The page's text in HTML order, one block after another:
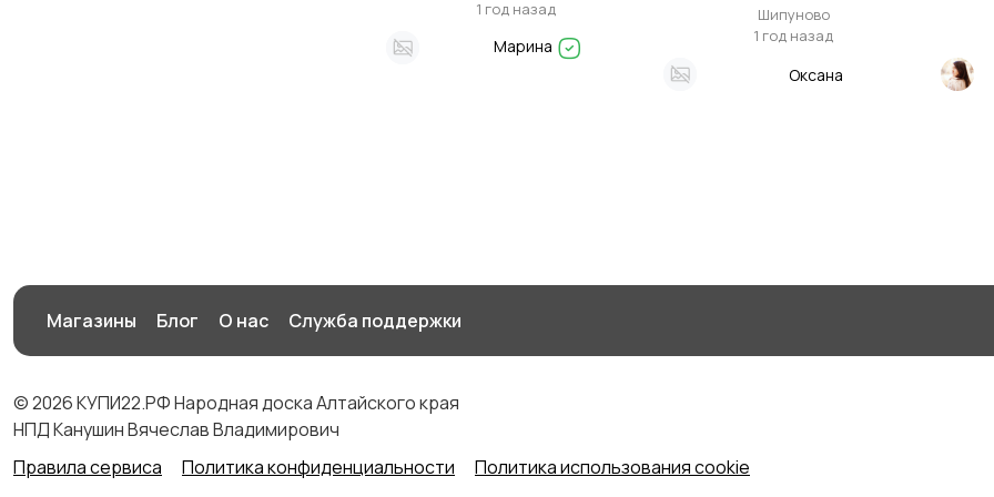
1 год назад
Марина
флористика.
Шипуново
1 год назад
Оксана
Магазины Блог О нас Служба поддержки
© 2026 КУПИ22.РФ Народная доска Алтайского края
НПД Канушин Вячеслав Владимирович
Правила сервиса
Политика конфиденциальности Политика использования cookie